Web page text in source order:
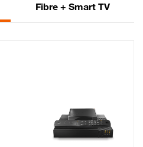
Fibre + Smart TV
Lite Fibre